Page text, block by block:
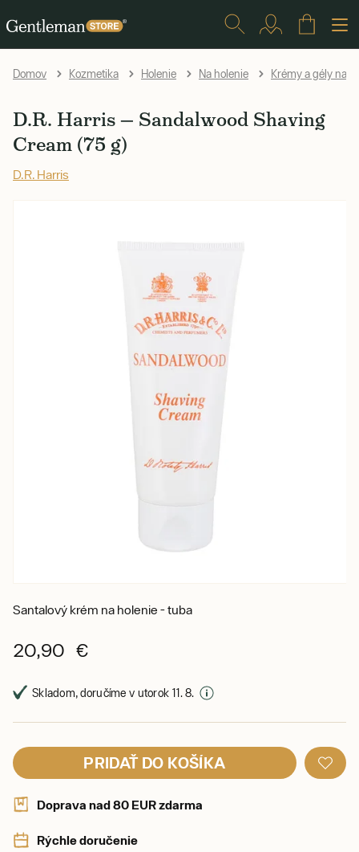
Domov Kozmetika Holenie Na holenie Krémy a gély na
D.R. Harris — Sandalwood Shaving
Cream (75 g)
D.R. Harris
Santalový krém na holenie - tuba
20,90 €
Skladom, doručíme v utorok 11. 8.
PRIDAŤ DO KOŠÍKA
Doprava nad 80 EUR zdarma
Rýchle doručenie